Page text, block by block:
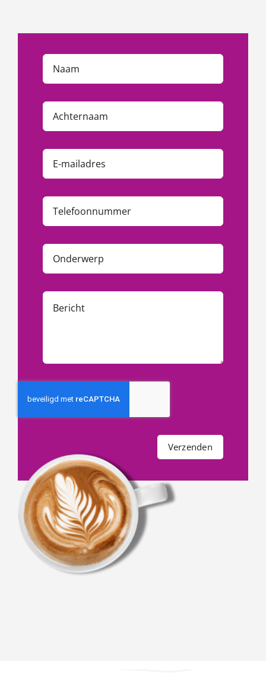
Verzenden